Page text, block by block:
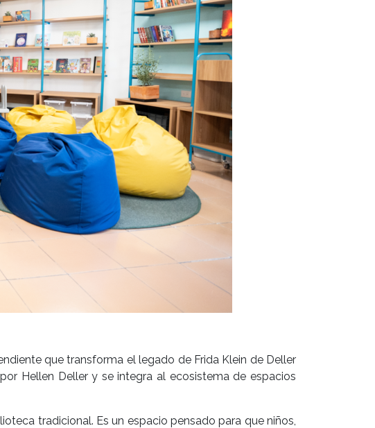
que transforma el legado de Frida Klein de Deller
Hellen Deller y se integra al ecosistema de espacios
tradicional. Es un espacio pensado para que niños,